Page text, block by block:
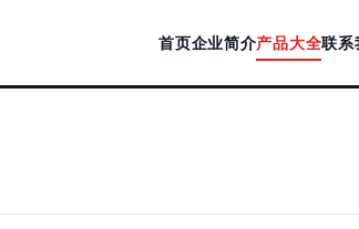
首页企业简介产品大全联系